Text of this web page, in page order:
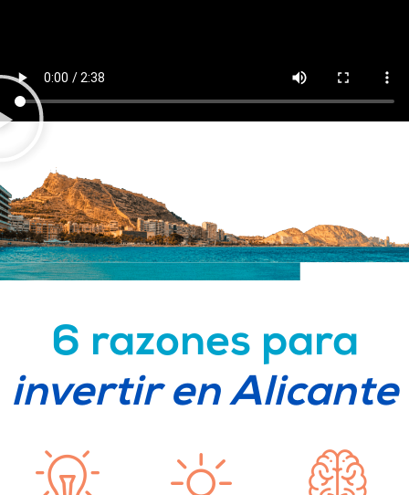
6 razones para
invertir en Alicante